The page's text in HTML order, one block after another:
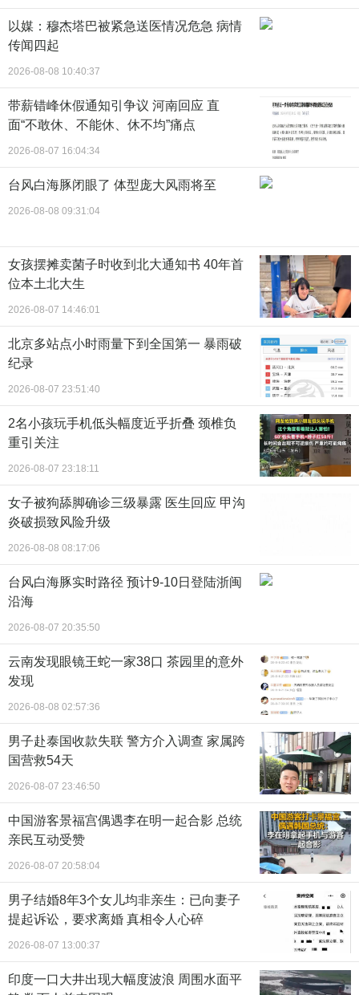
以媒：穆杰塔巴被紧急送医情况危急 病情
传闻四起
2026-08-08 10:40:37
带薪错峰休假通知引争议 河南回应 直
面“不敢休、不能休、休不均”痛点
2026-08-07 16:04:34
台风白海豚闭眼了 体型庞大风雨将至
2026-08-08 09:31:04
女孩摆摊卖菌子时收到北大通知书 40年首
位本土北大生
2026-08-07 14:46:01
北京多站点小时雨量下到全国第一 暴雨破
纪录
2026-08-07 23:51:40
2名小孩玩手机低头幅度近乎折叠 颈椎负
重引关注
2026-08-07 23:18:11
女子被狗舔脚确诊三级暴露 医生回应 甲沟
炎破损致风险升级
2026-08-08 08:17:06
台风白海豚实时路径 预计9-10日登陆浙闽
沿海
2026-08-07 20:35:50
云南发现眼镜王蛇一家38口 茶园里的意外
发现
2026-08-08 02:57:36
男子赴泰国收款失联 警方介入调查 家属跨
国营救54天
2026-08-07 23:46:50
中国游客景福宫偶遇李在明一起合影 总统
亲民互动受赞
2026-08-07 20:58:04
男子结婚8年3个女儿均非亲生：已向妻子
提起诉讼，要求离婚 真相令人心碎
2026-08-07 13:00:37
印度一口大井出现大幅度波浪 周围水面平